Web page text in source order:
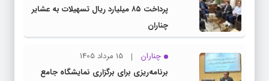
پرداخت ۸۵ میلیارد ریال تسهیلات به عشایر
چناران
چناران
15 مرداد 1405
برنامه‌ریزی برای برگزاری نمایشگاه جامع